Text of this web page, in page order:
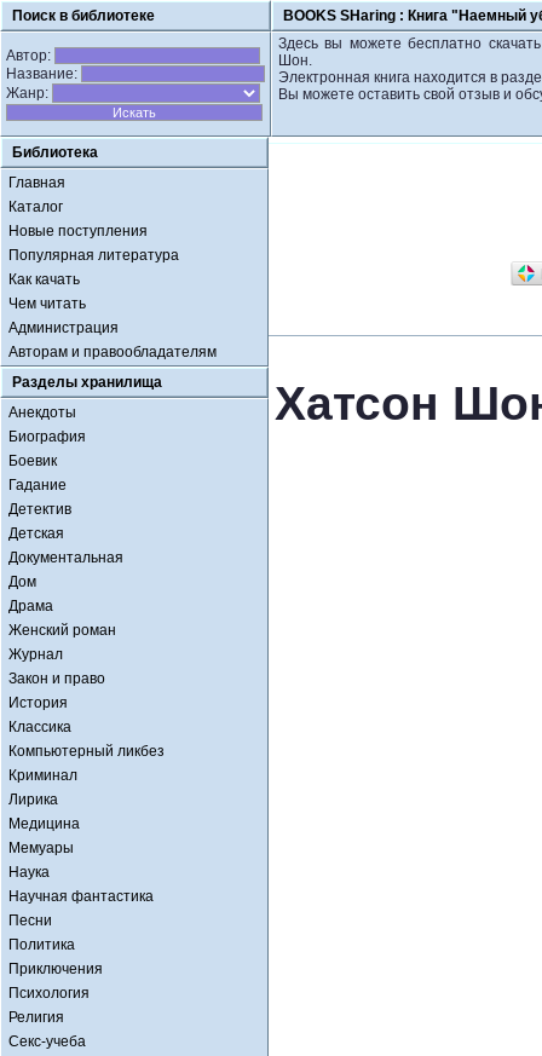
Поиск в библиотеке BOOKS SHaring : Книга "Наемный
Автор:
Название:
Жанр:
Здесь вы можете бесплатно
Шон.
Электронная книга находится в
Вы можете оставить свой отзыв и
Библиотека
Главная
Каталог
Новые поступления
Популярная литература
Как качать
Чем читать
Администрация
Авторам и правообладателям
Разделы хранилища
Анекдоты
Биография
Боевик
Гадание
Детектив
Детская
Документальная
Дом
Драма
Женский роман
Журнал
Закон и право
История
Классика
Компьютерный ликбез
Криминал
Лирика
Медицина
Мемуары
Наука
Научная фантастика
Песни
Политика
Приключения
Психология
Религия
Секс-учеба
Хатсон